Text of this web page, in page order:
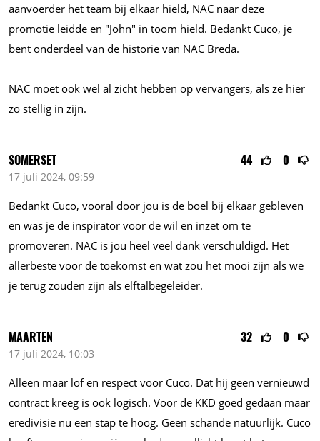
aanvoerder het team bij elkaar hield, NAC naar deze
promotie leidde en "John" in toom hield. Bedankt Cuco, je
bent onderdeel van de historie van NAC Breda.
NAC moet ook wel al zicht hebben op vervangers, als ze hier
zo stellig in zijn.
44 0
SOMERSET
17 juli 2024, 09:59
Bedankt Cuco, vooral door jou is de boel bij elkaar gebleven
en was je de inspirator voor de wil en inzet om te
promoveren. NAC is jou heel veel dank verschuldigd. Het
allerbeste voor de toekomst en wat zou het mooi zijn als we
je terug zouden zijn als elftalbegeleider.
32 0
MAARTEN
17 juli 2024, 10:03
Alleen maar lof en respect voor Cuco. Dat hij geen vernieuwd
contract kreeg is ook logisch. Voor de KKD goed gedaan maar
eredivisie nu een stap te hoog. Geen schande natuurlijk. Cuco